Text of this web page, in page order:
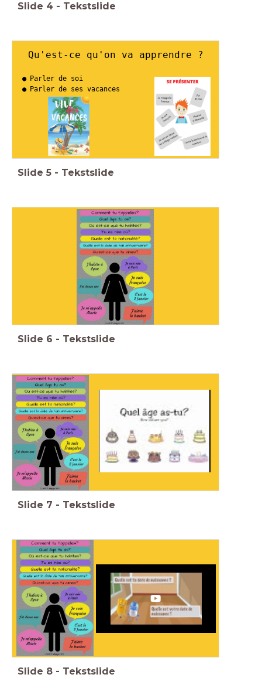
Slide 4 - Tekstslide
Qu'est-ce qu'on va apprendre ?
Parler de soi
Parler de ses vacances
Slide 5 - Tekstslide
Slide 6 - Tekstslide
Slide 7 - Tekstslide
Slide 8 - Tekstslide